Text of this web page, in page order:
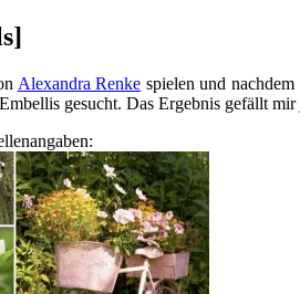
Alexandra Renke spielen und
gesucht. Das Ergebnis gefällt